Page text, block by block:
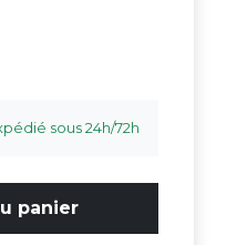
sous 24h/72h
panier